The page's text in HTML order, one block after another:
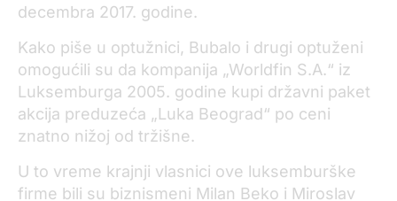
decembra 2017. godine.
Kako piše u optužnici, Bubalo i drugi optuženi
omogućili su da kompanija „Worldfin S.A.“ iz
Luksemburga 2005. godine kupi državni paket
akcija preduzeća „Luka Beograd“ po ceni
znatno nižoj od tržišne.
U to vreme krajnji vlasnici ove luksemburške
firme bili su biznismeni Milan Beko i Miroslav